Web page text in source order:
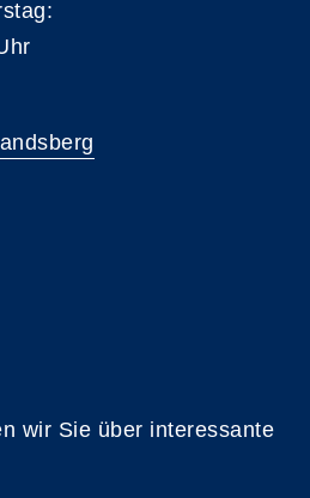
wir Sie über interessante